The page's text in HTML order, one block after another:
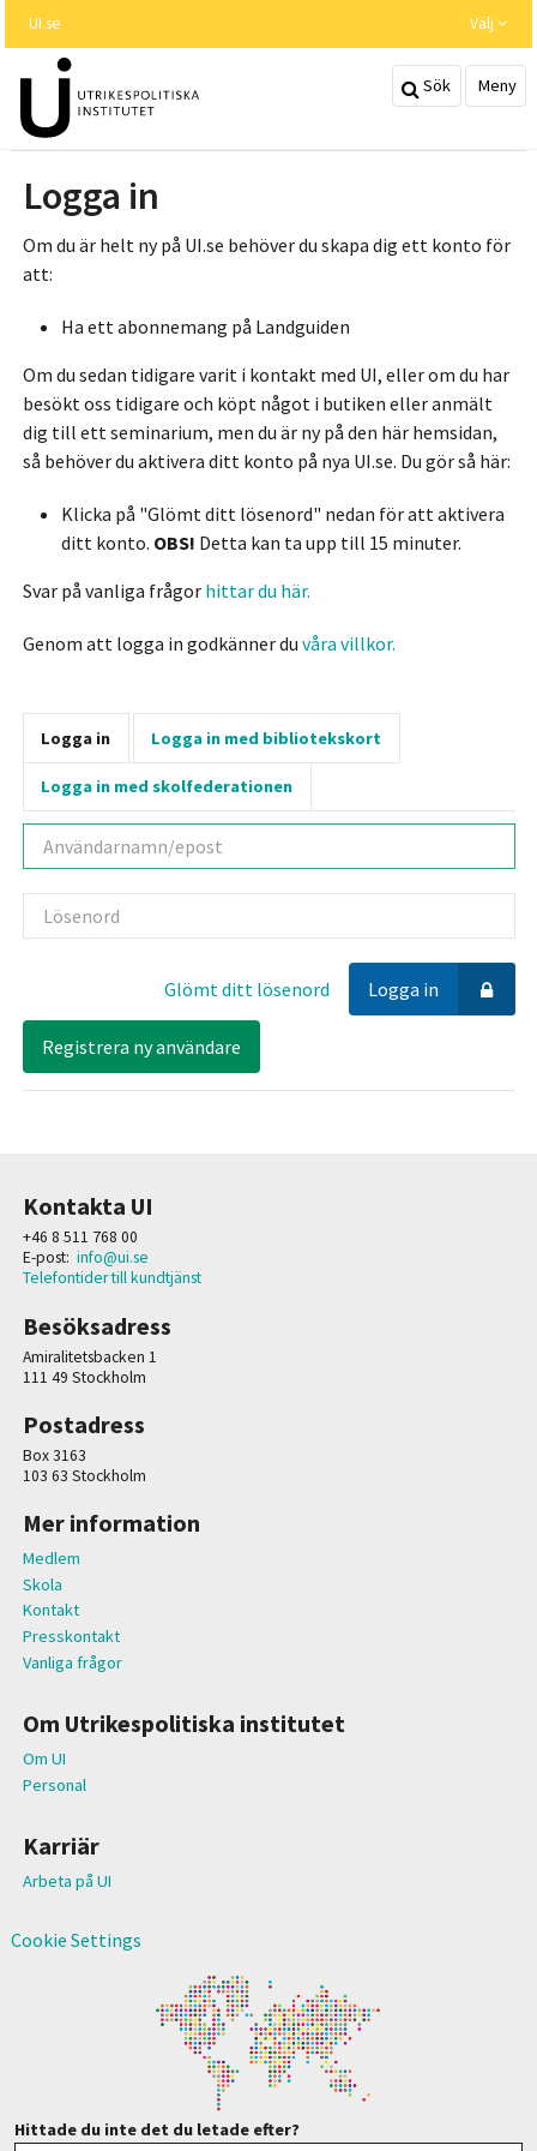
huvudinnehållet
UI.se Välj
Sök Meny
Logga in
Om du är helt ny på UI.se behöver du skapa dig ett konto för
att:
Ha ett abonnemang på Landguiden
Om du sedan tidigare varit i kontakt med UI, eller om du har
besökt oss tidigare och köpt något i butiken eller anmält
dig till ett seminarium, men du är ny på den här hemsidan,
så behöver du aktivera ditt konto på nya UI.se. Du gör så här:
Klicka på "Glömt ditt lösenord" nedan för att aktivera
ditt konto. OBS! Detta kan ta upp till 15 minuter.
Svar på vanliga frågor hittar du här.
Genom att logga in godkänner du våra villkor.
Logga in Logga in med bibliotekskort
Logga in med skolfederationen
Användarnamn
Lösenord
Logga in
Glömt ditt lösenord
Registrera ny användare
Kontakta UI
+46 8 511 768 00
E-post: info@ui.se
Telefontider till kundtjänst
Besöksadress
Amiralitetsbacken 1
111 49 Stockholm
Postadress
Box 3163
103 63 Stockholm
Mer information
Medlem
Skola
Kontakt
Presskontakt
Vanliga frågor
Om Utrikespolitiska institutet
Om UI
Personal
Karriär
Arbeta på UI
Cookie Settings
Hittade du inte det du letade efter?